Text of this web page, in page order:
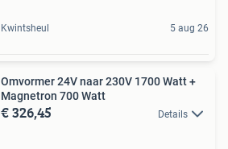
Kwintsheul 5 aug 26
Omvormer 24V naar 230V 1700 Watt +
Magnetron 700 Watt
€ 326,45 Details